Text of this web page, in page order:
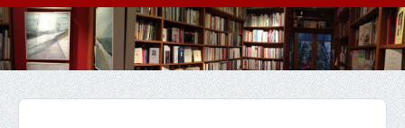
Εκδηλώσεις
Επικοινωνία